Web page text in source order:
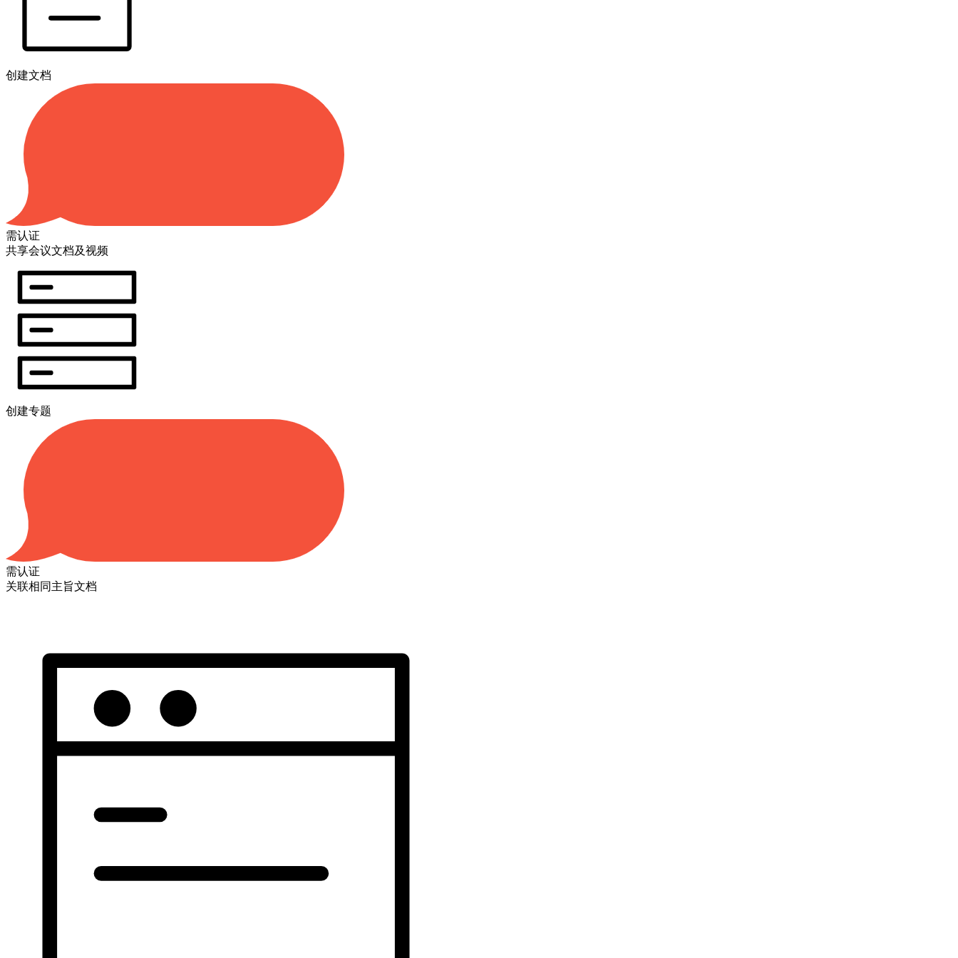
创建文档
需认证
共享会议文档及视频
创建专题
需认证
关联相同主旨文档